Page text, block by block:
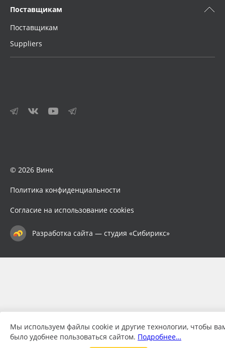
Поставщикам
Поставщикам
Suppliers
© 2026 Винк
Политика конфиденциальности
Согласие на использование cookies
Разработка сайта — студия «Сибирикс»
Мы используем файлы cookie и другие технологии, чтобы
было удобнее пользоваться сайтом. Подробнее…